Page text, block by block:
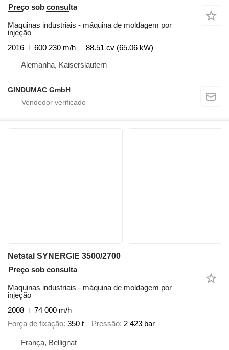
Preço sob consulta
Maquinas industriais - máquina de moldagem por
injeção
2016
600 230 m/h
88.51 cv (65.06 kW)
Alemanha, Kaiserslautern
GINDUMAC GmbH
Netstal SYNERGIE 3500/2700
Preço sob consulta
Maquinas industriais - máquina de moldagem por
injeção
2008
74 000 m/h
Força de fixação 350 t Pressão 2 423 bar
França, Bellignat